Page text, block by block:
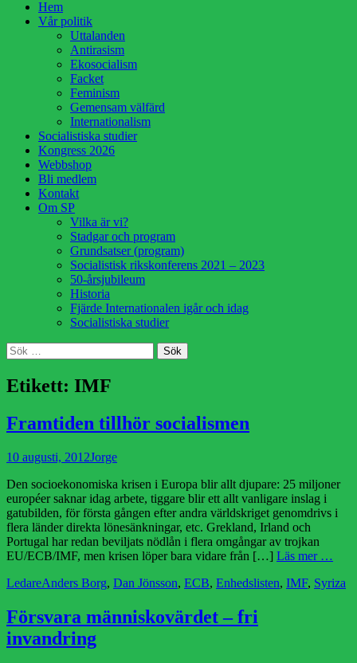
HoppaHem
Vår politik
Uttalanden
Antirasism
Ekosocialism
Facket
Feminism
Gemensam välfärd
Internationalism
Socialistiska studier
Kongress 2026
Webbshop
Bli medlem
Kontakt
Om SP
Vilka är vi?
Stadgar och program
Grundsatser (program)
Socialistisk rikskonferens 2021 – 2023
50-årsjubileum
Historia
Fjärde Internationalen igår och idag
Socialistiska studier
Sök
Sök
efter:
Etikett: IMF
Framtiden tillhör socialismen
Publicerad
10 augusti, 2012Författare
Jorge
Den socioekonomiska krisen i Europa blir allt djupare: 25 miljoner
européer saknar idag arbete, tiggare blir ett allt vanligare inslag i
gatubilden, för första gången efter andra världskriget genomdrivs i
flera länder direkta lönesänkningar, etc. Grekland, Irland och
Portugal har redan beviljats nödlån i flera omgångar av trojkan
EU/ECB/IMF, men krisen löper bara vidare från […] Läs mer …
Kategorier
LedareEtiketter
Anders Borg, Dan Jönsson, ECB, Enhedslisten, IMF, Syriza
Försvara människovärdet – fri
invandring